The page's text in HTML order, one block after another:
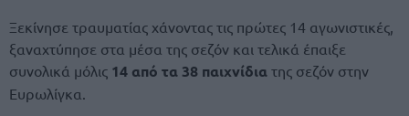
Ξεκίνησε τραυματίας χάνοντας τις πρώτες 14 αγωνιστικές,
ξαναχτύπησε στα μέσα της σεζόν και τελικά έπαιξε
συνολικά μόλις 14 από τα 38 παιχνίδια της σεζόν στην
Ευρωλίγκα.